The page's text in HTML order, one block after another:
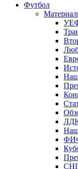
Футбол